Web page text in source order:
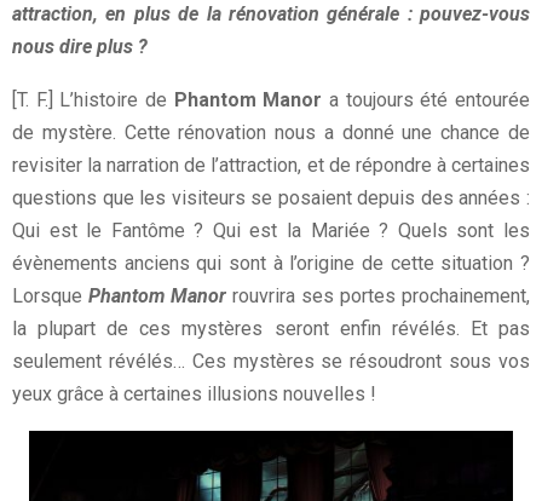
attraction, en plus de la rénovation générale : pouvez-vous
nous dire plus ?
[T. F.] L’histoire de Phantom Manor a toujours été entourée
de mystère. Cette rénovation nous a donné une chance de
revisiter la narration de l’attraction, et de répondre à certaines
questions que les visiteurs se posaient depuis des années :
Qui est le Fantôme ? Qui est la Mariée ? Quels sont les
évènements anciens qui sont à l’origine de cette situation ?
Lorsque Phantom Manor rouvrira ses portes prochainement,
la plupart de ces mystères seront enfin révélés. Et pas
seulement révélés… Ces mystères se résoudront sous vos
yeux grâce à certaines illusions nouvelles !